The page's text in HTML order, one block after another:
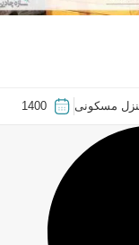
مسکونی 1400